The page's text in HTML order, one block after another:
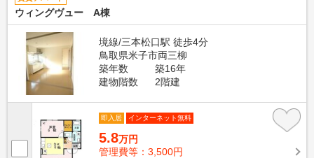
ウィングヴュー A棟
境線/三本松口駅 徒歩4分
鳥取県米子市両三柳
築年数
築16年
建物階数
2階建
即入居 インターネット無料
5.8万円
管理費等：3,500円